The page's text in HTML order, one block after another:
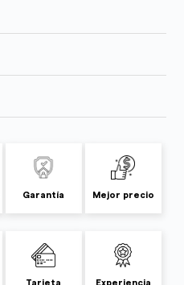
Garantía Mejor precio
Tarjeta Experiencia